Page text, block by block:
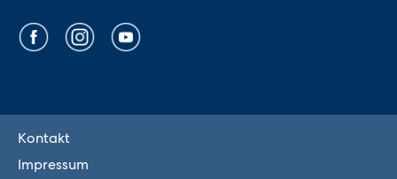
Kontakt
Impressum